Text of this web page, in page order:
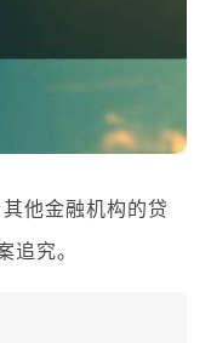
他金融机构的贷
追究。